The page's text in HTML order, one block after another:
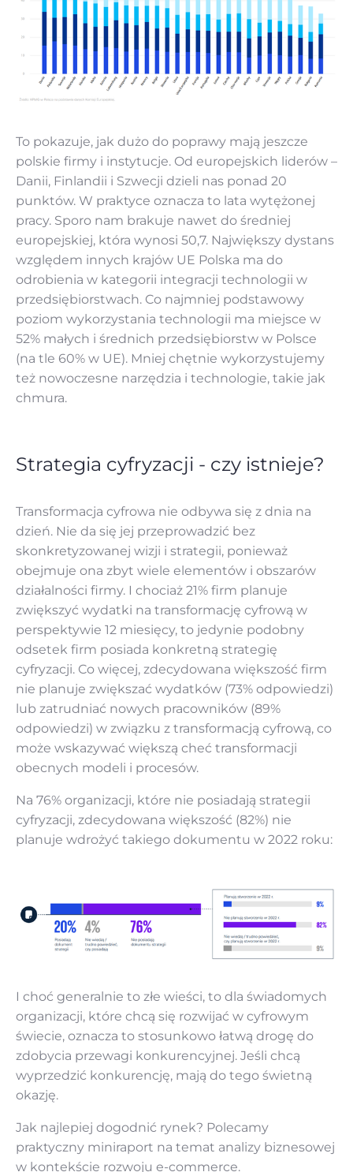
To pokazuje, jak dużo do poprawy mają jeszcze
polskie firmy i instytucje. Od europejskich liderów –
Danii, Finlandii i Szwecji dzieli nas ponad 20
punktów. W praktyce oznacza to lata wytężonej
pracy. Sporo nam brakuje nawet do średniej
europejskiej, która wynosi 50,7. Największy dystans
względem innych krajów UE Polska ma do
odrobienia w kategorii integracji technologii w
przedsiębiorstwach. Co najmniej podstawowy
poziom wykorzystania technologii ma miejsce w
52% małych i średnich przedsiębiorstw w Polsce
(na tle 60% w UE). Mniej chętnie wykorzystujemy
też nowoczesne narzędzia i technologie, takie jak
chmura.
Strategia cyfryzacji - czy istnieje?
Transformacja cyfrowa nie odbywa się z dnia na
dzień. Nie da się jej przeprowadzić bez
skonkretyzowanej wizji i strategii, ponieważ
obejmuje ona zbyt wiele elementów i obszarów
działalności firmy. I chociaż 21% firm planuje
zwiększyć wydatki na transformację cyfrową w
perspektywie 12 miesięcy, to jedynie podobny
odsetek firm posiada konkretną strategię
cyfryzacji. Co więcej, zdecydowana większość firm
nie planuje zwiększać wydatków (73% odpowiedzi)
lub zatrudniać nowych pracowników (89%
odpowiedzi) w związku z transformacją cyfrową, co
może wskazywać większą cheć transformacji
obecnych modeli i procesów.
Na 76% organizacji, które nie posiadają strategii
cyfryzacji, zdecydowana większość (82%) nie
planuje wdrożyć takiego dokumentu w 2022 roku:
I choć generalnie to złe wieści, to dla świadomych
organizacji, które chcą się rozwijać w cyfrowym
świecie, oznacza to stosunkowo łatwą drogę do
zdobycia przewagi konkurencyjnej. Jeśli chcą
wyprzedzić konkurencję, mają do tego świetną
okazję.
Jak najlepiej dogodnić rynek? Polecamy
praktyczny miniraport na temat analizy biznesowej
w kontekście rozwoju e-commerce.